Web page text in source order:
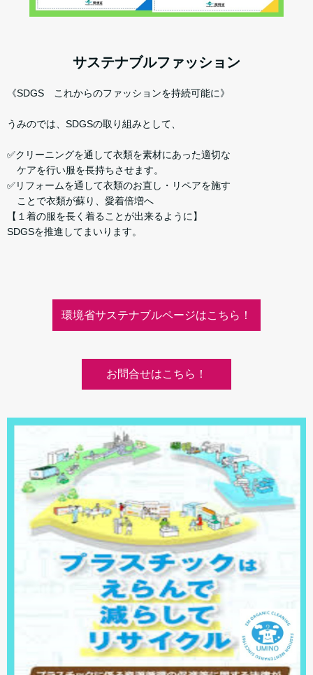
サステナブルファッション
《SDGS これからのファッションを持続可能に》
うみのでは、SDGSの取り組みとして、
✅クリーニングを通して衣類を素材にあった適切な
ケアを行い服を長持ちさせます。
✅リフォームを通して衣類のお直し・リペアを施す
ことで衣類が蘇り、愛着倍増へ
【１着の服を長く着ることが出来るように】
SDGSを推進してまいります。
環境省サステナブルページはこちら！
お問合せはこちら！